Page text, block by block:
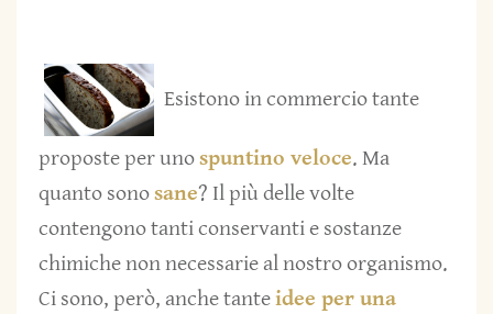
Esistono in commercio tante
proposte per unospuntino veloce. Ma
quanto sonosane? Il più delle volte
contengono tanti conservanti e sostanze
chimiche non necessarie al nostro organismo.
Ci sono, però, anche tanteidee per una